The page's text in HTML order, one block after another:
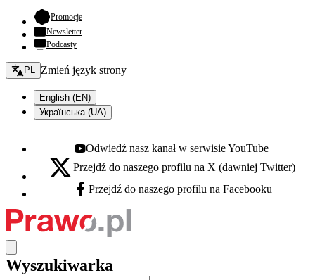
Promocje- otwiera się w nowej karcie
Newsletter
Podcasty
Zmień język - bieżący:
PL Zmień język strony
English (EN)
Українська (UA)
Youtube - otwiera się w nowej karcie
Odwiedź nasz kanał w serwisie YouTube
X - otwiera się w nowej karcie
Przejdź do naszego profilu na X (dawniej Twitter)
Facebook - otwiera się w nowej karcie
Przejdź do naszego profilu na Facebooku
Wyszukiwarka